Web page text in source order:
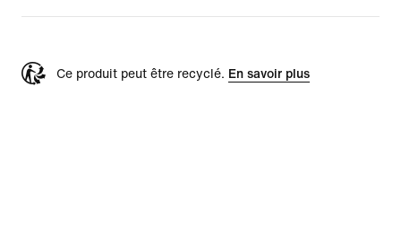
Ce produit peut être recyclé. En savoir plus